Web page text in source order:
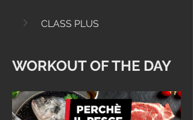
CLASS PLUS
WORKOUT OF THE DAY